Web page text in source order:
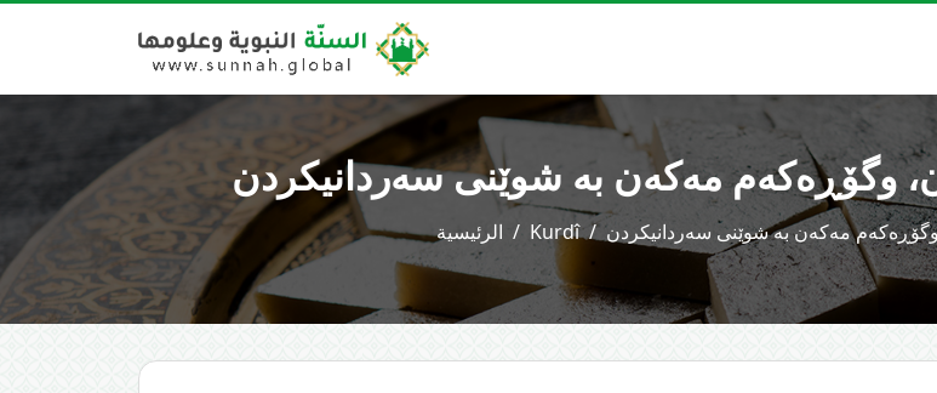
وگۆڕەکەم مەکەن بە شوێنی سەردانیکردن
الرئيسية Kurdî مەکەن بە شوێنی سەردانیکردن